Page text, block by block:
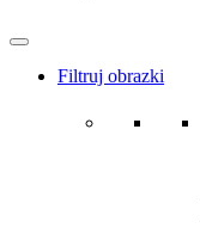
Filtruj obrazki